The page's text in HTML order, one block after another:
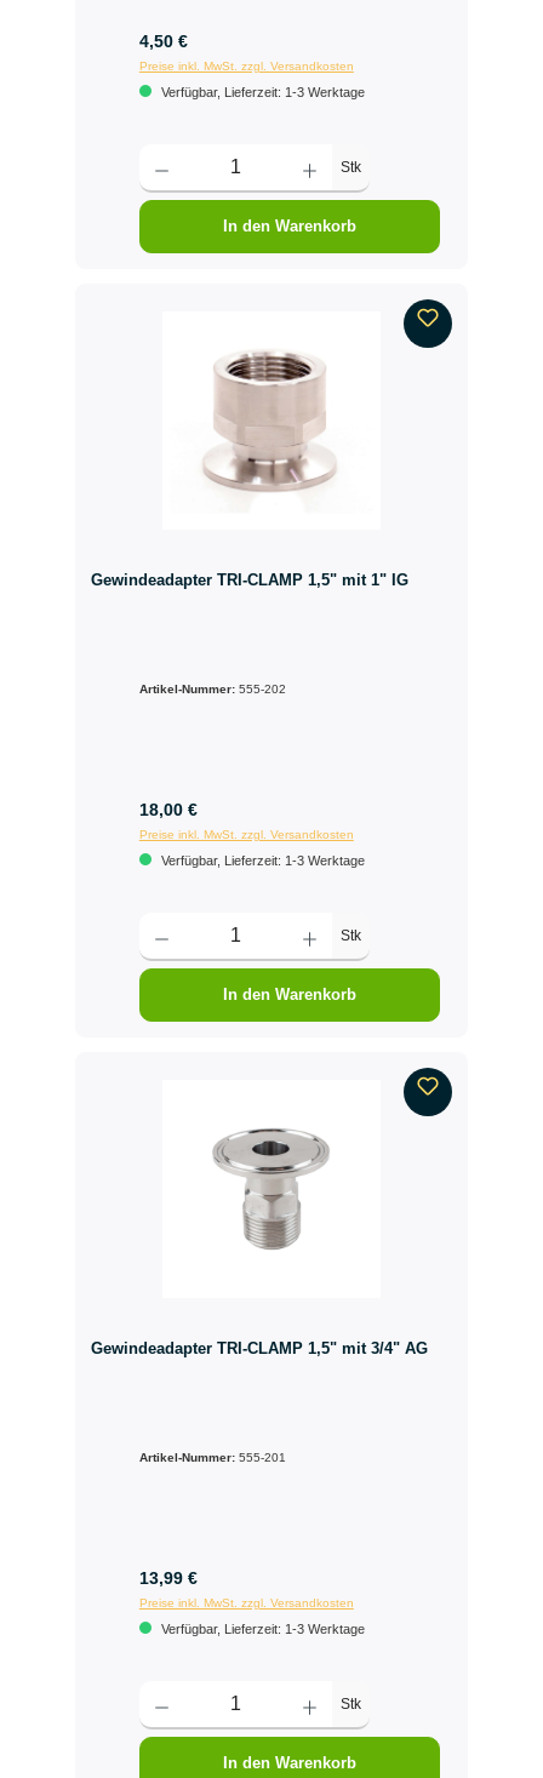
4,50 €
Preise inkl. MwSt. zzgl. Versandkosten
Verfügbar, Lieferzeit: 1-3 Werktage
Stk
In den Warenkorb
Gewindeadapter TRI-CLAMP 1,5" mit 1" IG
Artikel-Nummer: 555-202
18,00 €
Preise inkl. MwSt. zzgl. Versandkosten
Verfügbar, Lieferzeit: 1-3 Werktage
Stk
In den Warenkorb
Gewindeadapter TRI-CLAMP 1,5" mit 3/4" AG
Artikel-Nummer: 555-201
13,99 €
Preise inkl. MwSt. zzgl. Versandkosten
Verfügbar, Lieferzeit: 1-3 Werktage
Stk
In den Warenkorb